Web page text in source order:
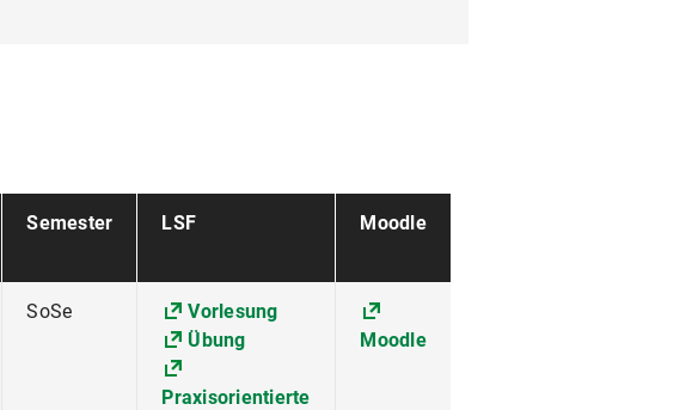
Semester LSF Moodle
SoSe
Vorlesung
Übung
Praxisorientierte
Moodle